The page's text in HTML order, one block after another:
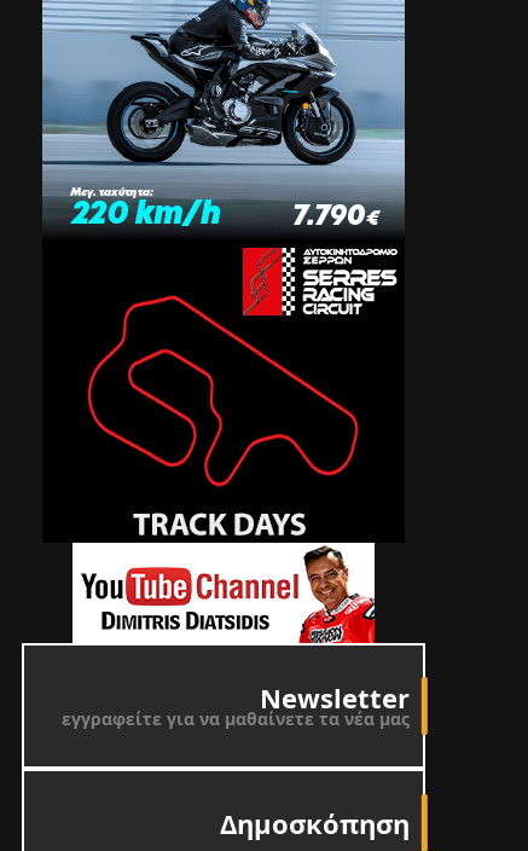
Newsletter
εγγραφείτε για να μαθαίνετε τα νέα μας
Δημοσκόπηση